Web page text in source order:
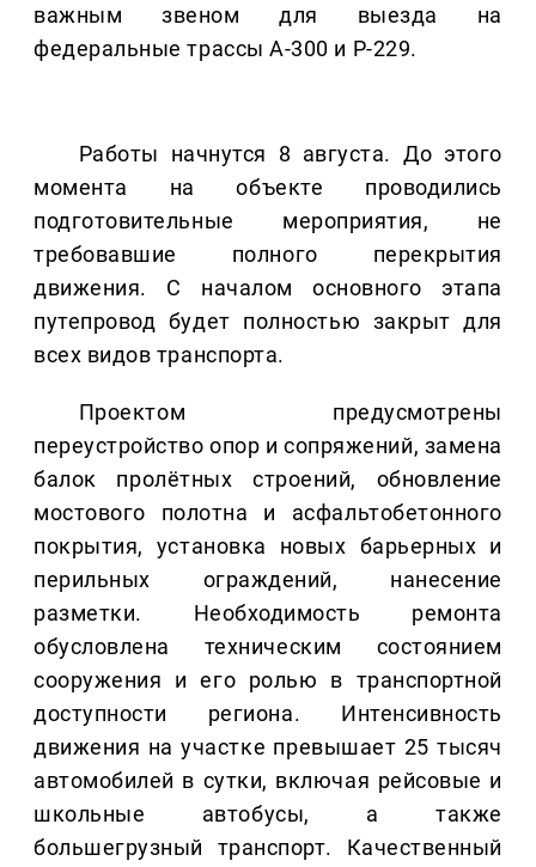
важным звеном для выезда на
федеральные трассы А-300 и Р-229.
Работы начнутся 8 августа. До этого
момента на объекте проводились
подготовительные мероприятия, не
требовавшие полного перекрытия
движения. С началом основного этапа
путепровод будет полностью закрыт для
всех видов транспорта.
Проектом предусмотрены
переустройство опор и сопряжений, замена
балок пролётных строений, обновление
мостового полотна и асфальтобетонного
покрытия, установка новых барьерных и
перильных ограждений, нанесение
разметки. Необходимость ремонта
обусловлена техническим состоянием
сооружения и его ролью в транспортной
доступности региона. Интенсивность
движения на участке превышает 25 тысяч
автомобилей в сутки, включая рейсовые и
школьные автобусы, а также
большегрузный транспорт. Качественный